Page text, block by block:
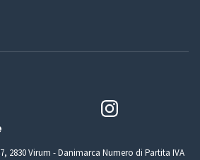
2830 Virum - Danimarca Numero di Partita IVA